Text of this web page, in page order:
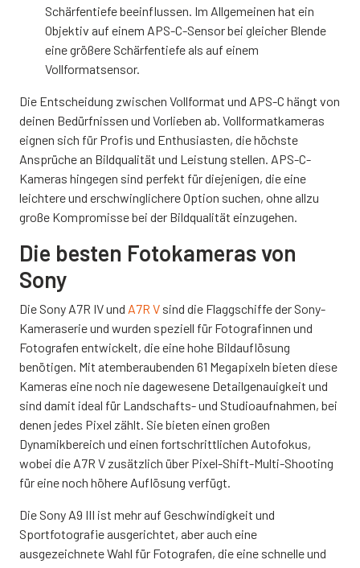
Schärfentiefe beeinflussen. Im Allgemeinen hat ein
Objektiv auf einem APS-C-Sensor bei gleicher Blende
eine größere Schärfentiefe als auf einem
Vollformatsensor.
Die Entscheidung zwischen Vollformat und APS-C hängt von
deinen Bedürfnissen und Vorlieben ab. Vollformatkameras
eignen sich für Profis und Enthusiasten, die höchste
Ansprüche an Bildqualität und Leistung stellen. APS-C-
Kameras hingegen sind perfekt für diejenigen, die eine
leichtere und erschwinglichere Option suchen, ohne allzu
große Kompromisse bei der Bildqualität einzugehen.
Die besten Fotokameras von
Sony
Die Sony A7R IV und A7R V sind die Flaggschiffe der Sony-
Kameraserie und wurden speziell für Fotografinnen und
Fotografen entwickelt, die eine hohe Bildauflösung
benötigen. Mit atemberaubenden 61 Megapixeln bieten diese
Kameras eine noch nie dagewesene Detailgenauigkeit und
sind damit ideal für Landschafts- und Studioaufnahmen, bei
denen jedes Pixel zählt. Sie bieten einen großen
Dynamikbereich und einen fortschrittlichen Autofokus,
wobei die A7R V zusätzlich über Pixel-Shift-Multi-Shooting
für eine noch höhere Auflösung verfügt.
Die Sony A9 III ist mehr auf Geschwindigkeit und
Sportfotografie ausgerichtet, aber auch eine
ausgezeichnete Wahl für Fotografen, die eine schnelle und